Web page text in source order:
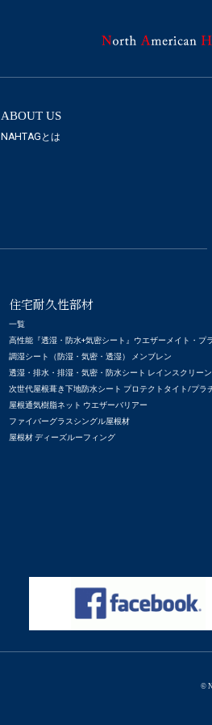
ABOUT US
NAHTAGとは
住宅耐久性部材
一覧
高性能『透湿・防水+気密シート』ウエザーメイト・プ
調湿シート（防湿・気密・透湿） メンブレン
透湿・排水・排湿・気密・防水シート レインスクリー
次世代屋根葺き下地防水シート プロテクトタイト/プラ
屋根通気樹脂ネット ウエザーバリアー
ファイバーグラスシングル屋根材
屋根材 ディーズルーフィング
©